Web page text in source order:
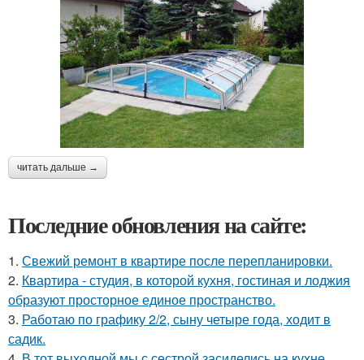
читать дальше →
Последние обновления на сайте:
1. Свежий ремонт в квартире после перепланировки.
2. Квартира - студия, в которой кухня, гостиная и лоджия
образуют просторное единое пространство.
3. Работаю по графику 2/2, сыну четыре года, ходит в
садик.